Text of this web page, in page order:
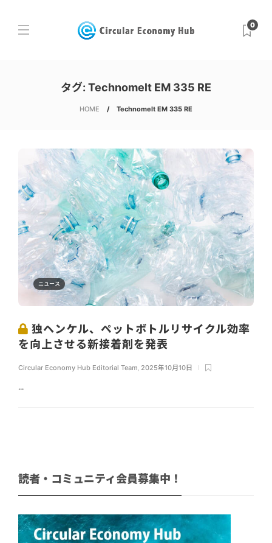
0
タグ: Technomelt EM 335 RE
HOME Technomelt EM 335 RE
ニュース
独ヘンケル、ペットボトルリサイクル効率
を向上させる新接着剤を発表
Circular Economy Hub Editorial Team, 2025年10月10日
...
読者・コミュニティ会員募集中！